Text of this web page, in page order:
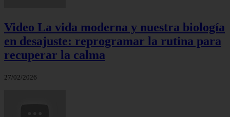
Video La vida moderna y nuestra biología
en desajuste: reprogramar la rutina para
recuperar la calma
27/02/2026